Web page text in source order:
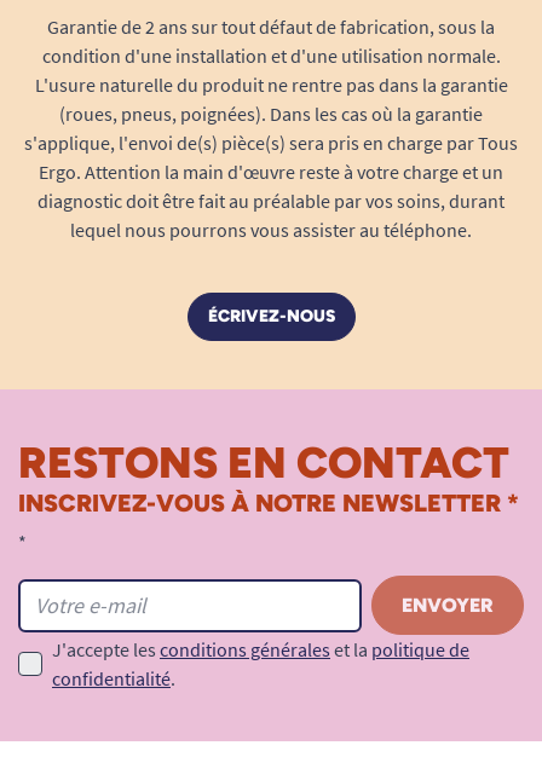
Découvrez nos différents modèles de
talonnières.
Garantie de 2 ans sur tout défaut de fabrication, sous la
condition d'une installation et d'une utilisation normale.
L'usure naturelle du produit ne rentre pas dans la garantie
(roues, pneus, poignées). Dans les cas où la garantie
s'applique, l'envoi de(s) pièce(s) sera pris en charge par Tous
Ergo. Attention la main d'œuvre reste à votre charge et un
diagnostic doit être fait au préalable par vos soins, durant
lequel nous pourrons vous assister au téléphone.
ÉCRIVEZ-NOUS
RESTONS EN CONTACT
INSCRIVEZ-VOUS À NOTRE NEWSLETTER *
*
J'accepte les conditions générales et la politique de
confidentialité.